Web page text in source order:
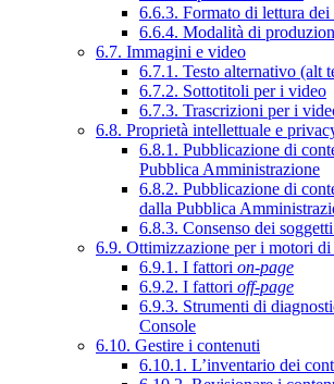
6.6.3. Formato di lettura
6.6.4. Modalità di
6.7. Immagini e video
6.7.1. Testo alternativo (alt
6.7.2. Sottotitoli per i video
6.7.3. Trascrizioni per i
6.8. Proprietà intellettuale e
6.8.1. Pubblicazione di
Pubblica Amministrazione
6.8.2. Pubblicazione di
dalla Pubblica
6.8.3. Consenso dei
6.9. Ottimizzazione per i motori
6.9.1. I fattori on-page
6.9.2. I fattori off-page
6.9.3. Strumenti di
Console
6.10. Gestire i contenuti
6.10.1. L’inventario dei